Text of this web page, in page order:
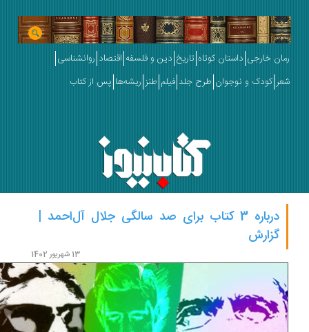
خارجی داستان کوتاه تاریخ دین و فلسفه اقتصاد روانشناسی
کودک و نوجوان طرح جلد فیلم طنز ریشه‌ها پس از کتاب
درباره 3 کتاب برای صد سالگی جلال آل‌احمد |
گزارش